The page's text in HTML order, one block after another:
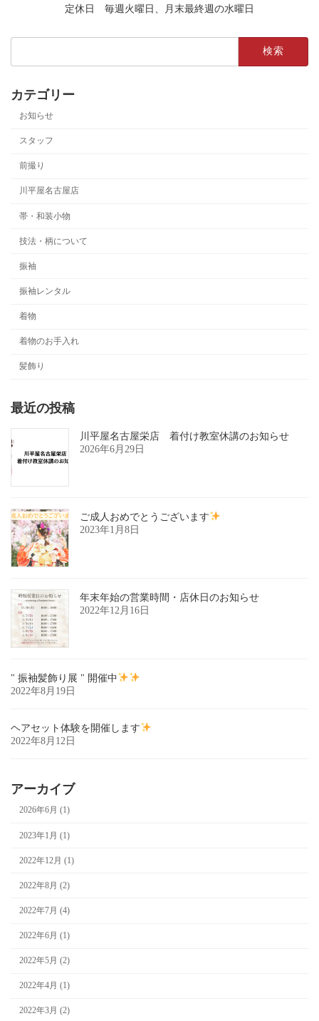
定休日 毎週火曜日、月末最終週の水曜日
カテゴリー
お知らせ
スタッフ
前撮り
川平屋名古屋店
帯・和装小物
技法・柄について
振袖
振袖レンタル
着物
着物のお手入れ
髪飾り
最近の投稿
川平屋名古屋栄店 着付け教室休講のお知らせ
2026年6月29日
ご成人おめでとうございます
2023年1月8日
年末年始の営業時間・店休日のお知らせ
2022年12月16日
" 振袖髪飾り展 " 開催中
2022年8月19日
ヘアセット体験を開催します
2022年8月12日
アーカイブ
2026年6月 (1)
2023年1月 (1)
2022年12月 (1)
2022年8月 (2)
2022年7月 (4)
2022年6月 (1)
2022年5月 (2)
2022年4月 (1)
2022年3月 (2)